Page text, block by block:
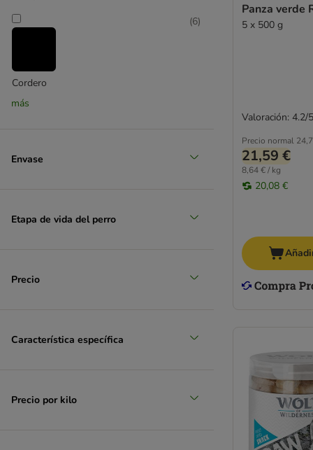
Cordero
(6)
Pato
más
Envase
Etapa de vida del perro
Precio
Característica específica
Precio por kilo
Panza verde
5 x 500 g
Precio normal
21,59 €
8,64 € / kg
20,08 €
Valoración: 4.2/5